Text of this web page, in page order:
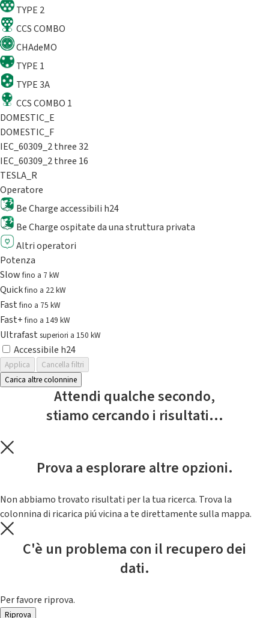
TYPE 2
CCS COMBO
CHAdeMO
TYPE 1
TYPE 3A
CCS COMBO 1
DOMESTIC_E
DOMESTIC_F
IEC_60309_2 three 32
IEC_60309_2 three 16
TESLA_R
Operatore
Be Charge accessibili h24
Be Charge ospitate da una struttura privata
Altri operatori
Potenza
Slowfino a 7 kW
Quickfino a 22 kW
Fastfino a 75 kW
Fast+fino a 149 kW
Ultrafast superiori a 150 kW
Accessibile h24
Applica
Cancella filtri
Carica altre colonnine
Attendi qualche secondo,
stiamo cercando i risultati...
Prova a esplorare altre opzioni.
Non abbiamo trovato risultati per la tua ricerca. Trova la
colonnina di ricarica piú vicina a te direttamente sulla mappa.
C'è un problema con il recupero dei
dati.
Per favore riprova.
Riprova